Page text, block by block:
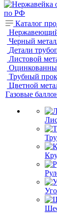
Каталог
Черный
Детали
Листовой
Трубный
Цветной
Газовые